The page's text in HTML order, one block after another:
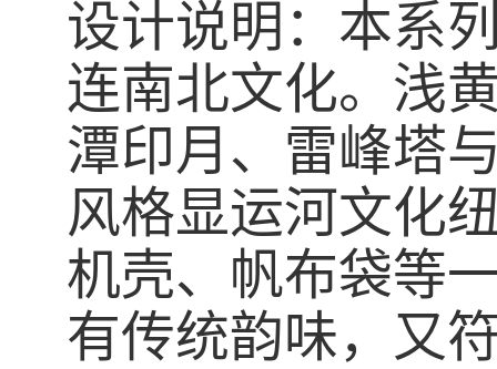
设计说明：本系
连南北文化。浅
潭印月、雷峰塔
风格显运河文化
机壳、帆布袋等
有传统韵味，又